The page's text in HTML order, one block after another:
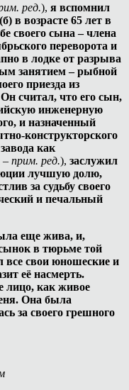
ред.), я вспомнил
в возрасте 65 лет в
своего сына – члена
переворота и
в лодке от разрыва
занятием – рыбной
приезда из
Он считал, что его сын,
инженерную
и назначенный
конструкторского
как
– прим. ред.), заслужил
лучшую долю,
за судьбу своего
и печальный
еще жива, и,
в тюрьме той
все свои юношеские и
её насмерть.
лицо, как живое
Она была
за своего грешного